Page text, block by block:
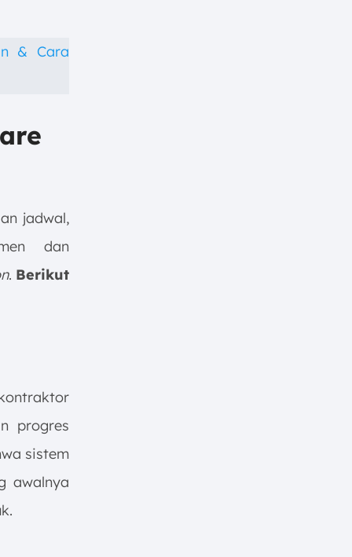
& Cara
jadwal,
dan
. Berikut
progres
sistem
awalnya